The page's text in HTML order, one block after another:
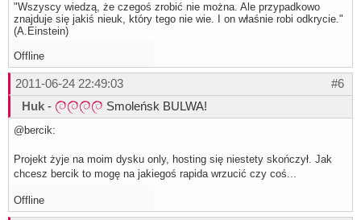
"Wszyscy wiedzą, że czegoś zrobić nie można. Ale przypadkowo
znajduje się jakiś nieuk, który tego nie wie. I on właśnie robi odkrycie."
(A.Einstein)
Offline
#6
2011-06-24 22:49:03
Huk - Smoleńsk BULWA!
@bercik:
Projekt żyje na moim dysku only, hosting się niestety skończył. Jak
chcesz bercik to mogę na jakiegoś rapida wrzucić czy coś...
Offline